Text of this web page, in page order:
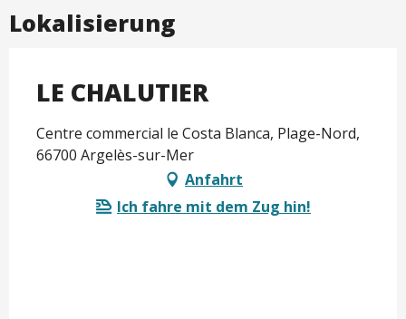
Lokalisierung
LE CHALUTIER
Centre commercial le Costa Blanca, Plage-Nord,
66700 Argelès-sur-Mer
Anfahrt
Ich fahre mit dem Zug hin!